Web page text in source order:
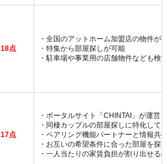
18点
・全国のアットホーム加盟店の物件が
・特集から部屋探しが可能
・駐車場や事業用の店舗物件なども検
17点
・ポータルサイト「CHINTAI」が運営
・同棲カップルの部屋探しに特化して
・ペアリング機能パートナーと情報共
・お互いの希望条件に合った部屋を探
・一人当たりの家賃負担が割り出せる